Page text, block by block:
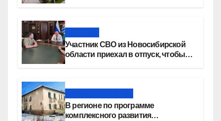
Участник СВО из Новосибирской
области приехал в отпуск, чтобы
В регионе по программе
комплексного развития